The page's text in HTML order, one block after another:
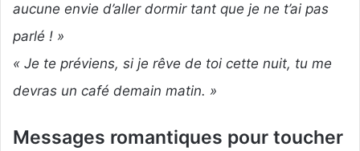
aucune envie d’aller dormir tant que je ne t’ai pas
parlé ! »
« Je te préviens, si je rêve de toi cette nuit, tu me
devras un café demain matin. »
Messages romantiques pour toucher